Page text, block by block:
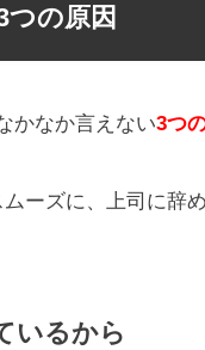
の原因
かなか言えない3つ
ーズに、上司に辞
いるから